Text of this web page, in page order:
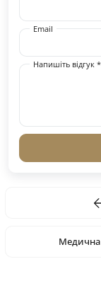
Email
Напишіть відгук *
Медична